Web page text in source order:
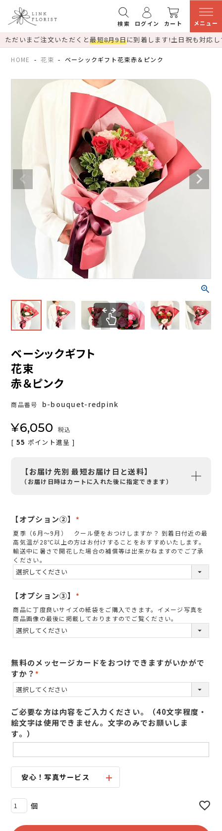
検索 ログイン カート メニュー
ただいまご注文いただくと最短8月9日に到着します!土日祝も対応
HOME 花束 ベーシックギフト花束赤＆ピンク
ベーシックギフト
花束
赤＆ピンク
商品番号 b-bouquet-redpink
¥6,050 税込
[ 55 ポイント進呈 ]
【お届け先別 最短お届け日と送料】
（お届け日時はカートに入れた後に指定できます）
【オプション②】
(
必
須
)
夏季（6月～9月） クール便をおつけしますか？ 到着日付近の最
高気温が28℃以上の方はお付けすることをおすすめいたします。
輸送中に暑さで開花した場合の補償等は出来かねますのでご了承
ください。
【オプション③】
(
必
)
商品に丁度良いサイズの紙袋をご購入できます。イメージ写真を
商品画像の最後に掲載しておりますのでご覧ください。
無料のメッセージカードをおつけできますがいかがで
すか？
(
必
)
ご必要な方は内容をご入力ください。（40文字程度・
絵文字は使用できません。文字のみでお願いしま
す。）
安心！写真サービス